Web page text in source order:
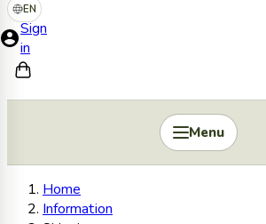
EN
Sign
in
Menu
Home
Information